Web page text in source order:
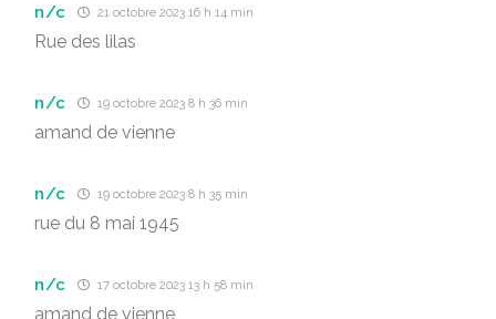
n/c 21 octobre 2023 16 h 14 min
Rue des lilas
n/c 19 octobre 2023 8 h 36 min
amand de vienne
n/c 19 octobre 2023 8 h 35 min
rue du 8 mai 1945
n/c 17 octobre 2023 13 h 58 min
amand de vienne